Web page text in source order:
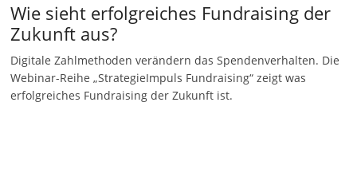
Wie sieht erfolgreiches Fundraising der
Zukunft aus?
Digitale Zahlmethoden verändern das Spendenverhalten. Die
Webinar-Reihe „StrategieImpuls Fundraising“ zeigt was
erfolgreiches Fundraising der Zukunft ist.